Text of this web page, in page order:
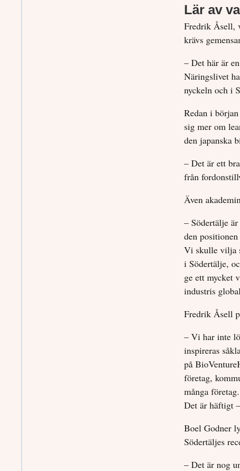
Lär av
Fredrik Åsell,
krävs
– Det här är
Näringslivet
nyckeln och i
Redan i
sig mer om
den japanska
– Det är ett
från
Även
– Södertälje
den
Vi skulle vilja
i Södertälje,
ge ett mycket
industris
Fredrik Åsell
– Vi har inte
inspireras
på
företag,
många
Det är häftigt
Boel Godner
Södertäljes
– Det är nog